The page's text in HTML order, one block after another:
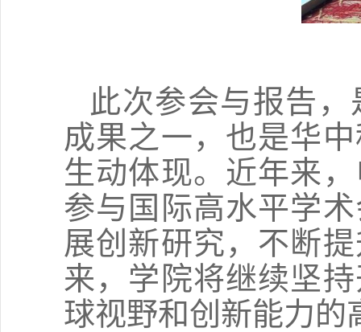
此次参会与报告
成果之一，也是华
生动体现。近年来
参与国际高水平学
展创新研究，不断
来，学院将继续坚
球视野和创新能力的